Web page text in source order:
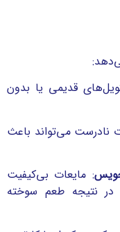
قدیمی یا بدون
نادرست می‌تواند باعث
: مایعات بی‌کیفیت
در نتیجه طعم سوخته